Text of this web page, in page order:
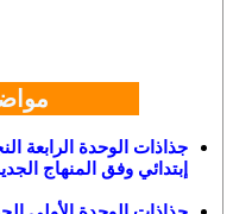
جذاذات الوحدة الرابعة
إبتدائي وفق المنهاج